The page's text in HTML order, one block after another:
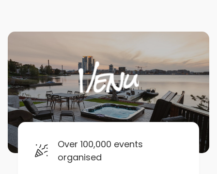
Over 100,000 events
organised